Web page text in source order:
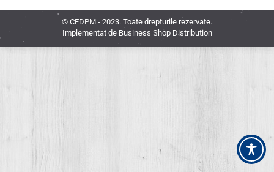
© CEDPM - 2023. Toate drepturile rezervate.
Implementat de Business Shop Distribution